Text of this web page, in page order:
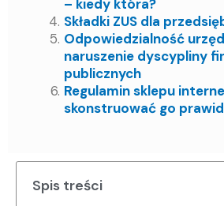
– kiedy która?
Składki ZUS dla
Odpowiedzialność
naruszenie dyscypliny
publicznych
Regulamin sklepu
skonstruować go
Spis treści